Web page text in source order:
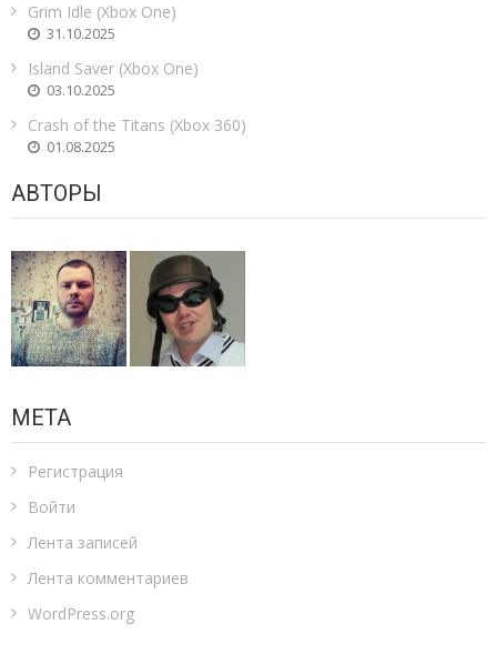
Grim Idle (Xbox One)
31.10.2025
Island Saver (Xbox One)
03.10.2025
Crash of the Titans (Xbox 360)
01.08.2025
АВТОРЫ
МЕТА
Регистрация
Войти
Лента записей
Лента комментариев
WordPress.org